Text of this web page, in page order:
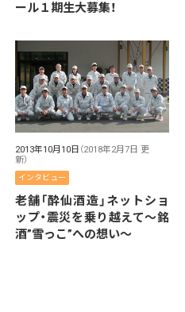
ール１期生大募集！
2013年10月10日 （2018年2月7日 更
新）
インタビュー
老舗「酔仙酒造」ネットショ
ップ・震災を乗り越えて～銘
酒”雪っこ”への想い～